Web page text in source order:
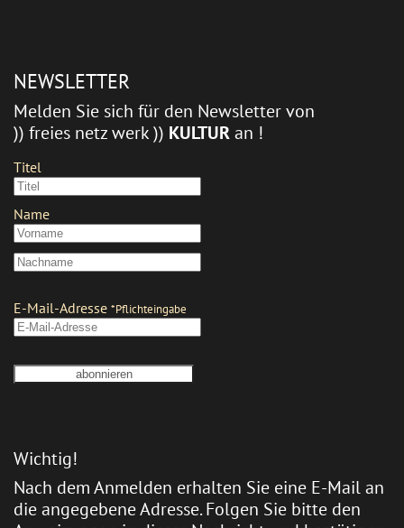
NEWSLETTER
Melden Sie sich für den Newsletter von
)) freies netz werk )) KULTURan !
Wichtig!
Nach dem Anmelden erhalten Sie eine E-Mail an
die angegebene Adresse. Folgen Sie bitte den